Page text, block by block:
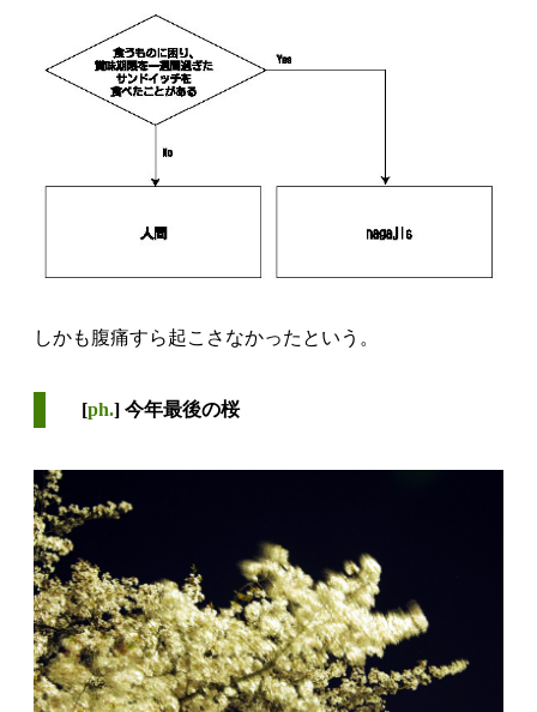
しかも腹痛すら起こさなかったという。
[ph.] 今年最後の桜